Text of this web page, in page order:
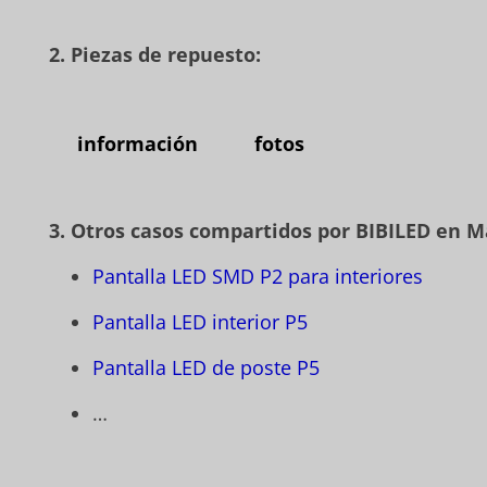
2. Piezas de repuesto:
información fotos
3. Otros casos compartidos por BIBILED en
Pantalla LED SMD P2 para interiores
Pantalla LED interior P5
Pantalla LED de poste P5
…